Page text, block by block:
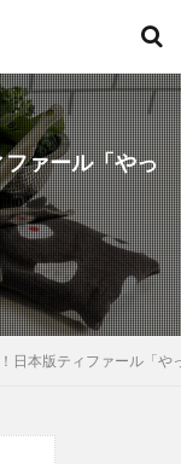
ァール「やっ
日本版ティファール「や